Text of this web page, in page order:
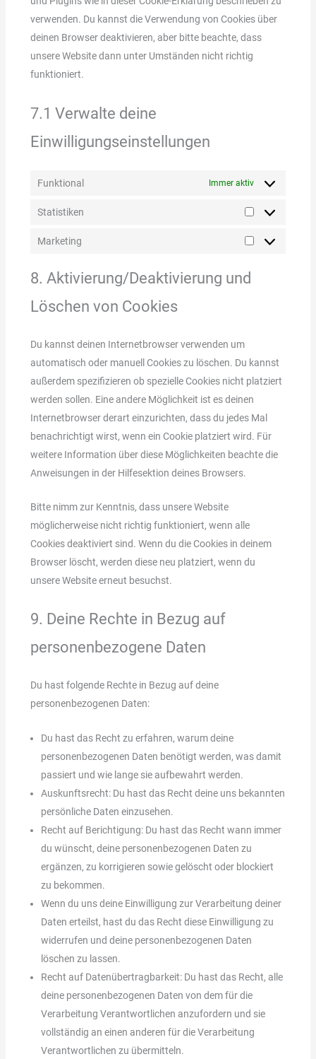
verwenden. Du kannst die Verwendung von Cookies über
deinen Browser deaktivieren, aber bitte beachte, dass
unsere Website dann unter Umständen nicht richtig
funktioniert.
7.1 Verwalte deine
Einwilligungseinstellungen
Funktional Immer aktiv
Statistiken
Marketing
8. Aktivierung/Deaktivierung und
Löschen von Cookies
Du kannst deinen Internetbrowser verwenden um
automatisch oder manuell Cookies zu löschen. Du kannst
außerdem spezifizieren ob spezielle Cookies nicht platziert
werden sollen. Eine andere Möglichkeit ist es deinen
Internetbrowser derart einzurichten, dass du jedes Mal
benachrichtigt wirst, wenn ein Cookie platziert wird. Für
weitere Information über diese Möglichkeiten beachte die
Anweisungen in der Hilfesektion deines Browsers.
Bitte nimm zur Kenntnis, dass unsere Website
möglicherweise nicht richtig funktioniert, wenn alle
Cookies deaktiviert sind. Wenn du die Cookies in deinem
Browser löscht, werden diese neu platziert, wenn du
unsere Website erneut besuchst.
9. Deine Rechte in Bezug auf
personenbezogene Daten
Du hast folgende Rechte in Bezug auf deine
personenbezogenen Daten:
Du hast das Recht zu erfahren, warum deine
personenbezogenen Daten benötigt werden, was damit
passiert und wie lange sie aufbewahrt werden.
Auskunftsrecht: Du hast das Recht deine uns bekannten
persönliche Daten einzusehen.
Recht auf Berichtigung: Du hast das Recht wann immer
du wünscht, deine personenbezogenen Daten zu
ergänzen, zu korrigieren sowie gelöscht oder blockiert
zu bekommen.
Wenn du uns deine Einwilligung zur Verarbeitung deiner
Daten erteilst, hast du das Recht diese Einwilligung zu
widerrufen und deine personenbezogenen Daten
löschen zu lassen.
Recht auf Datenübertragbarkeit: Du hast das Recht, alle
deine personenbezogenen Daten von dem für die
Verarbeitung Verantwortlichen anzufordern und sie
vollständig an einen anderen für die Verarbeitung
Verantwortlichen zu übermitteln.